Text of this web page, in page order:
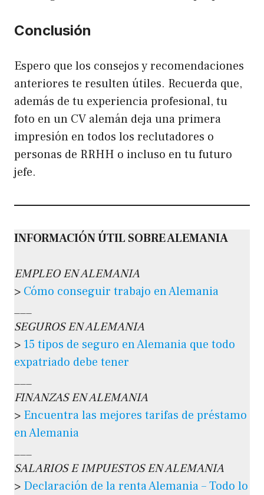
Conclusión
Espero que los consejos y recomendaciones
anteriores te resulten útiles. Recuerda que,
además de tu experiencia profesional, tu
foto en un CV alemán deja una primera
impresión en todos los reclutadores o
personas de RRHH o incluso en tu futuro
jefe.
INFORMACIÓN ÚTIL SOBRE ALEMANIA
EMPLEO EN ALEMANIA
> Cómo conseguir trabajo en Alemania
SEGUROS EN ALEMANIA
> 15 tipos de seguro en Alemania que todo
expatriado debe tener
FINANZAS EN ALEMANIA
> Encuentra las mejores tarifas de préstamo
en Alemania
SALARIOS E IMPUESTOS EN ALEMANIA
> Declaración de la renta Alemania – Todo lo